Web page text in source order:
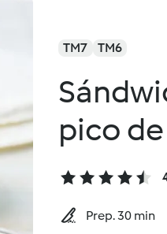
TM7 TM6
pico
Prep. 30 min